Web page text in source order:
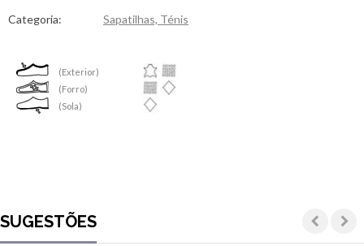
Categoria: Sapatilhas, Ténis
(Exterior)
(Forro)
(Sola)
SUGESTÕES